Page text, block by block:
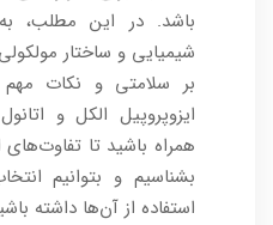
باشد. در این مطلب،
شیمیایی و ساختار
بر سلامتی و نکات
ایزوپروپیل الکل و
همراه باشید تا
بشناسیم و بتوانیم
استفاده از آن‌ها داشته